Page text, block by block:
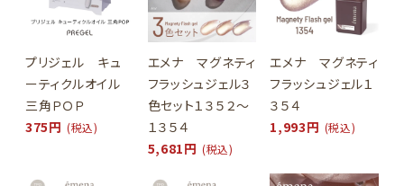
プリジェル キュ
ーティクルオイル
三角ＰＯＰ
375円 (税込)
エメナ マグネティ
フラッシュジェル３
色セット１３５２～
１３５４
5,681円 (税込)
エメナ マグネティ
フラッシュジェル１
３５４
1,993円 (税込)